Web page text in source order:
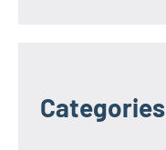
Categories